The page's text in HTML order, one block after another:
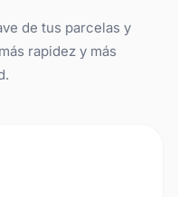
de tus parcelas y
rapidez y más